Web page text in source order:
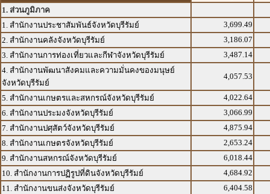
1. ส่วนภูมิภาค
1. สำนักงานประชาสัมพันธ์จังหวัดบุรีรัมย์
3,699.49
2. สำนักงานคลังจังหวัดบุรีรัมย์
3,186.07
3. สำนักงานการท่องเที่ยวและกีฬาจังหวัดบุรีรัมย์
3,487.14
4. สำนักงานพัฒนาสังคมและความมั่นคงของมนุษย์
จังหวัดบุรีรัมย์
4,057.53
5. สำนักงานเกษตรและสหกรณ์จังหวัดบุรีรัมย์
4,022.64
6. สำนักงานประมงจังหวัดบุรีรัมย์
3,066.99
7. สำนักงานปศุสัตว์จังหวัดบุรีรัมย์
4,875.94
8. สำนักงานเกษตรจังหวัดบุรีรัมย์
2,653.24
9. สำนักงานสหกรณ์จังหวัดบุรีรัมย์
6,018.44
10. สำนักงานการปฏิรูปที่ดินจังหวัดบุรีรัมย์
4,684.92
11. สำนักงานขนส่งจังหวัดบุรีรัมย์
6,404.58